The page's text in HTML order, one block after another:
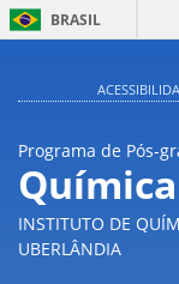
BRASIL
Programa de Pós-
Química
INSTITUTO DE
UBERLÂNDIA